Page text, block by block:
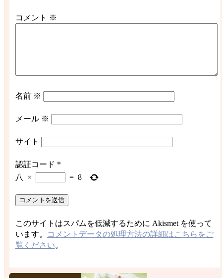
コメント ※
名前 ※
メール ※
サイト
認証コード *
八
× = 8
このサイトはスパムを低減するために Akismet を使って
います。
コメントデータの処理方法の詳細はこちらをご
覧ください。